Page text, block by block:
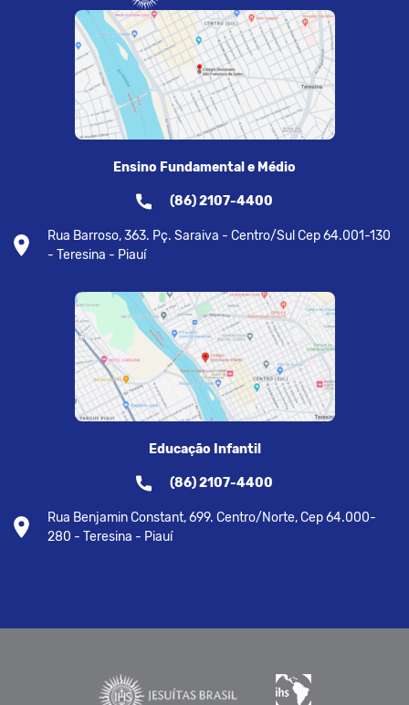
Ensino Fundamental e Médio
(86) 2107-4400
Rua Barroso, 363. Pç. Saraiva - Centro/Sul Cep 64.001-130
- Teresina - Piauí
Educação Infantil
(86) 2107-4400
Rua Benjamin Constant, 699. Centro/Norte, Cep 64.000-
280 - Teresina - Piauí